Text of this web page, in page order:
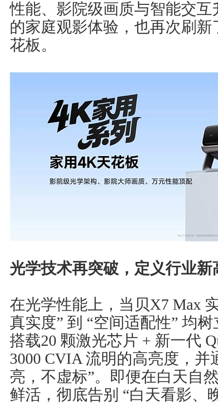
性能、影院级画质与智能交
的家庭观影体验，也再次刷
花板。
光学技术再突破，定义行业新
在光学性能上，当贝X7 Max
真实度” 到 “空间适配性” 均
搭载20 颗激光芯片 + 新一代
3000 CVIA 流明的高亮度，
亮，不虚标”。即便在白天自
鲜活，彻底告别 “白天看影、